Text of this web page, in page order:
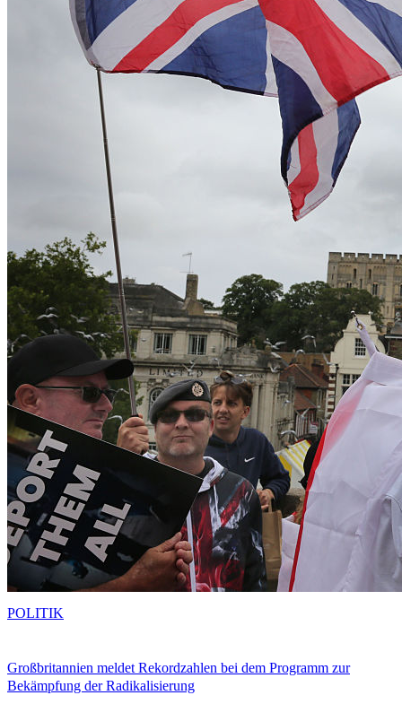
Großbritannien meldet Rekordzahlen bei dem Programm zur
Bekämpfung der Radikalisierung
POLITIK